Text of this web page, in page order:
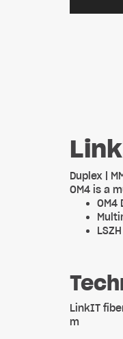
Duplex |
OM4 is a
OM4
LSZH
LinkIT
m